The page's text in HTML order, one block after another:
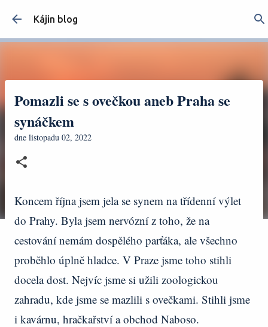
Kájin blog
Pomazli se s ovečkou aneb Praha se
synáčkem
dne listopadu 02, 2022
Koncem října jsem jela se synem na třídenní výlet
do Prahy. Byla jsem nervózní z toho, že na
cestování nemám dospělého parťáka, ale všechno
proběhlo úplně hladce. V Praze jsme toho stihli
docela dost. Nejvíc jsme si užili zoologickou
zahradu, kde jsme se mazlili s ovečkami. Stihli jsme
i kavárnu, hračkařství a obchod Naboso.